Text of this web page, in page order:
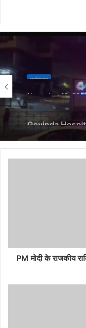
मनोरंजन
November 12,
Govinda
बिगड़ी, अचानक
अस्पताल में भर्ती
PM मोदी के राजकीय